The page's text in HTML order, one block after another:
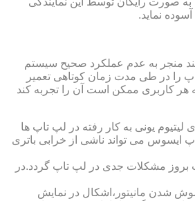
نماید.
منجر به عدم عملکرد صحیح سیستم
را در طی مدت زمان کوتاهی تعمیر
هر کاربری ممکن است آن را تجربه کند
یونی به کار رفته در لپ تاپ ها
ایسوس می تواند ناشی از خرابی باتری
بروز مشکلات جدی در لپ تاپ گردد.در
شدن مانیتور،اشکال در نمایش